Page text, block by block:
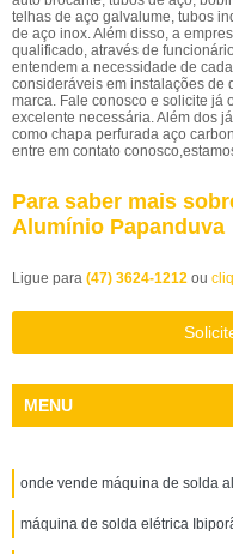
telhas de aço galvalume, tubos
de aço inox. Além disso, a
qualificado, através de
entendem a necessidade de
consideráveis em instalações de
marca. Fale conosco e solicite já
excelente necessária. Além dos
como chapa perfurada aço
entre em contato
Para saber mais
Alumínio Papanduva
Ligue para (47) 3624-1212 ou
MENU
onde vende máquina de solda
máquina de solda elétrica